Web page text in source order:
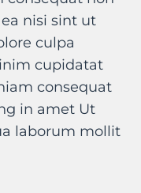
nisi sint ut
culpa
cupidatat
consequat
in amet Ut
laborum mollit